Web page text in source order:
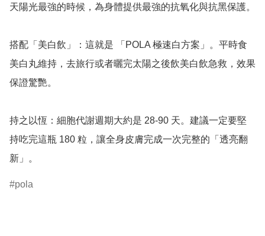
天陽光最強的時候，為身體提供最強的抗氧化與抗黑保護。
搭配「美白飲」：這就是 「POLA 極速白方案」。平時食
美白丸維持，去旅行或者曬完太陽之後飲美白飲急救，效果
保證驚艷。
持之以恆：細胞代謝週期大約是 28-90 天。建議一定要堅
持吃完這瓶 180 粒，讓全身皮膚完成一次完整的「透亮翻
新」。
pola